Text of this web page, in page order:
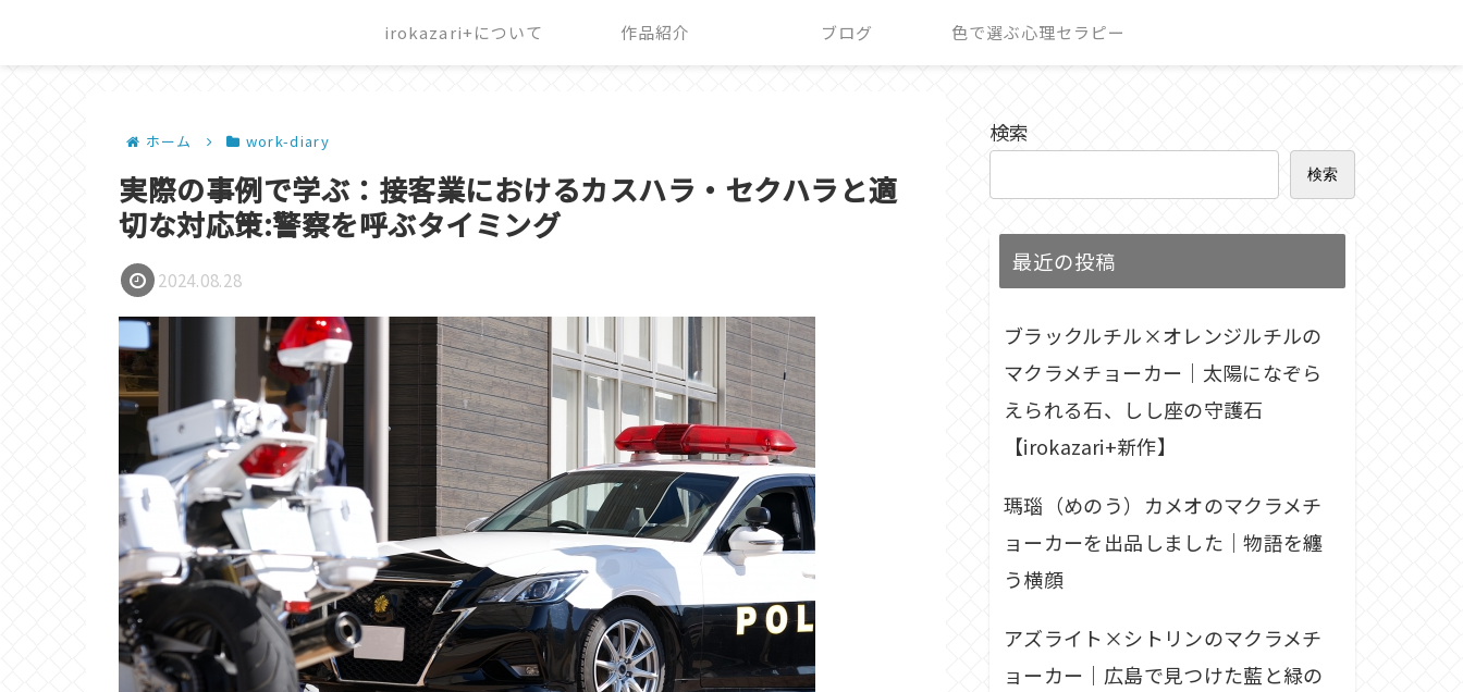
irokazari+について 作品紹介 ブログ 色で選ぶ心理セラピー
ホーム work-diary
実際の事例で学ぶ：接客業におけるカスハラ・セクハラと適
切な対応策:警察を呼ぶタイミング
2024.08.28
検索
検索
最近の投稿
ブラックルチル×オレンジルチルの
マクラメチョーカー｜太陽になぞら
えられる石、しし座の守護石
【irokazari+新作】
瑪瑙（めのう）カメオのマクラメチ
ョーカーを出品しました｜物語を纏
う横顔
アズライト×シトリンのマクラメチ
ョーカー｜広島で見つけた藍と緑の